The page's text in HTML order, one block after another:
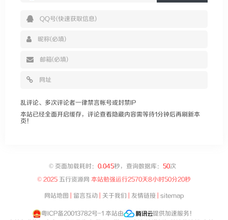
乱评论、多次评论者一律禁言帐号或封禁IP
本站已经全面开启缓存，评论查看隐藏内容需等待1分钟后再刷新本
页！
© 页面加载耗时： 0.045秒，查询数据库： 50次
© 2025 五行资源网 本站勉强运行2570天8小时50分21秒
网站地图 留言互动 关于我们 友情链接| sitemap
粤ICP备20013782号-1 本站由
提供加速服务！